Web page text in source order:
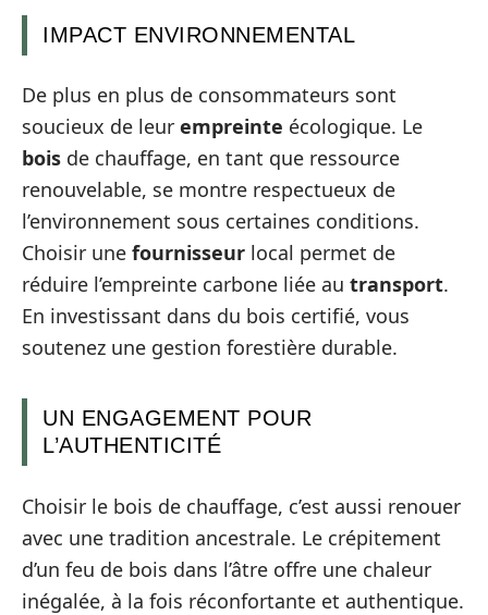
IMPACT ENVIRONNEMENTAL
De plus en plus de consommateurs sont
soucieux de leur empreinte écologique. Le
bois de chauffage, en tant que ressource
renouvelable, se montre respectueux de
l’environnement sous certaines conditions.
Choisir une fournisseur local permet de
réduire l’empreinte carbone liée au transport.
En investissant dans du bois certifié, vous
soutenez une gestion forestière durable.
UN ENGAGEMENT POUR
L’AUTHENTICITÉ
Choisir le bois de chauffage, c’est aussi renouer
avec une tradition ancestrale. Le crépitement
d’un feu de bois dans l’âtre offre une chaleur
inégalée, à la fois réconfortante et authentique.